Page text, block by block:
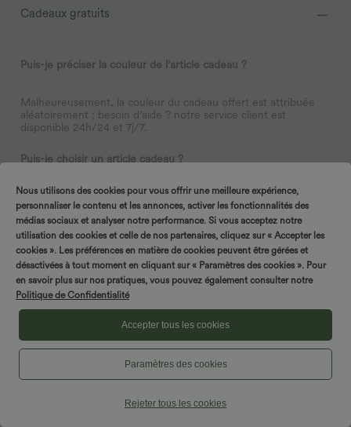
Cadeaux gratuits
Puis-je préciser la couleur de l’article cadeau ?
Malheureusement, la couleur du cadeau offert est attribuée
aléatoirement ; besoin d’aide ? notre service client est
disponible 24h/24 et 7j/7.
Puis-je choisir un article cadeau ?
Malheureusement, nous n’acceptons pas de demandes
spécifiques concernant le cadeau offert pour le moment ;
besoin d’aide ? notre service client est disponible 24h/24 et
7j/7.
Puis-je retirer les cadeaux gratuits lors de la commande ?
Nous sommes désolés, les cadeaux gratuits ne peuvent pas être
commandes éligibles dans le cadre d’une promotion.
Retours et remboursements
Nous utilisons des cookies pour vous offrir une meilleure expérience,
personnaliser le contenu et les annonces, activer les fonctionnalités des
médias sociaux et analyser notre performance. Si vous acceptez notre
utilisation des cookies et celle de nos partenaires, cliquez sur « Accepter les
cookies ». Les préférences en matière de cookies peuvent être gérées et
désactivées à tout moment en cliquant sur « Paramètres des cookies ». Pour
en savoir plus sur nos pratiques, vous pouvez également consulter notre
Politique de Confidentialité
Accepter tous les cookies
Paramètres des cookies
Rejeter tous les cookies